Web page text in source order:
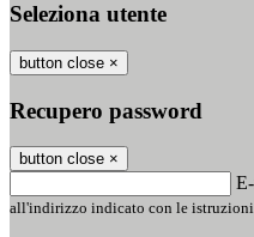
Seleziona utente
button close ×
Recupero password
button close ×
all'indirizzo indicato con le istruzioni